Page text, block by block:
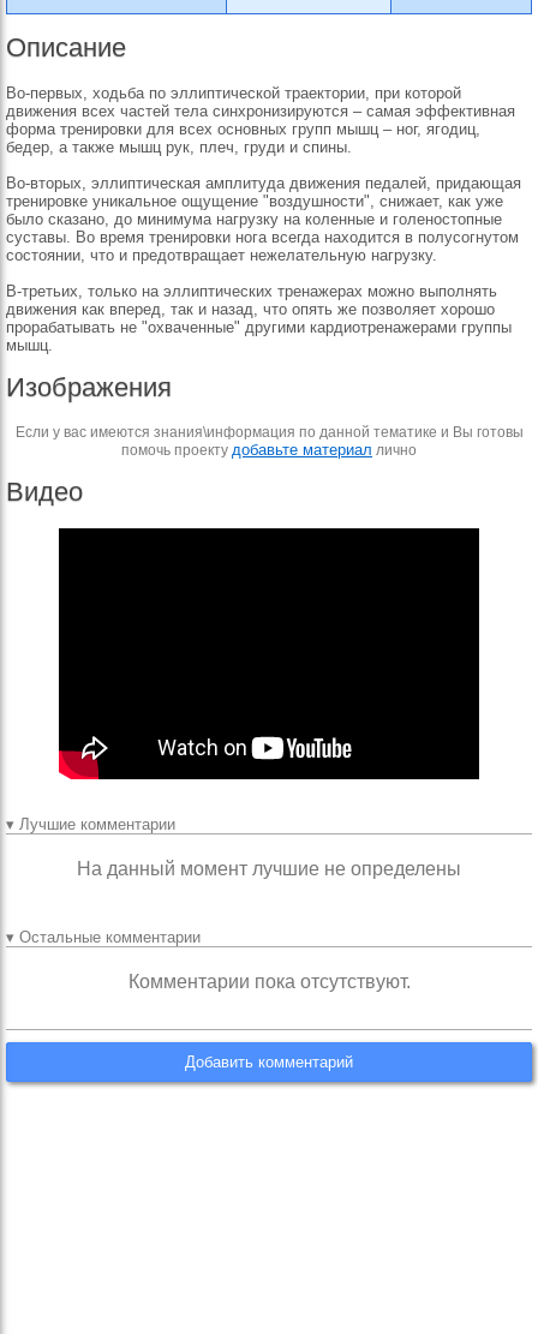
Описание
Во-первых, ходьба по эллиптической траектории, при которой
движения всех частей тела синхронизируются – самая эффективная
форма тренировки для всех основных групп мышц – ног, ягодиц,
бедер, а также мышц рук, плеч, груди и спины.
Во-вторых, эллиптическая амплитуда движения педалей, придающая
тренировке уникальное ощущение "воздушности", снижает, как уже
было сказано, до минимума нагрузку на коленные и голеностопные
суставы. Во время тренировки нога всегда находится в полусогнутом
состоянии, что и предотвращает нежелательную нагрузку.
В-третьих, только на эллиптических тренажерах можно выполнять
движения как вперед, так и назад, что опять же позволяет хорошо
прорабатывать не "охваченные" другими кардиотренажерами группы
мышц.
Изображения
Если у вас имеются знания\информация по данной тематике и Вы готовы
помочь проекту добавьте материал лично
Видео
▾ Лучшие комментарии
На данный момент лучшие не определены
▾ Остальные комментарии
Комментарии пока отсутствуют.
Добавить комментарий